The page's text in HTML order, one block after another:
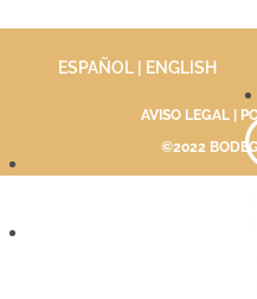
ESPAÑOL | ENGLISH
AVISO LEGAL |
©2022